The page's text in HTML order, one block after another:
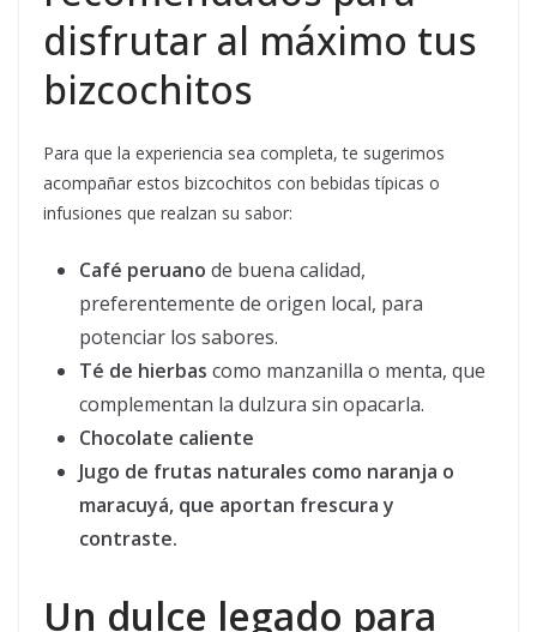
disfrutar al máximo tus
bizcochitos
Para que la experiencia sea completa, te sugerimos
acompañar estos bizcochitos con bebidas típicas o
infusiones que realzan su sabor:
Café peruano de buena calidad,
preferentemente de origen local, para
potenciar los sabores.
Té de hierbas como manzanilla o menta, que
complementan la dulzura sin opacarla.
Chocolate caliente
Jugo de frutas naturales como naranja o
maracuyá, que aportan frescura y
contraste.
Un dulce legado para